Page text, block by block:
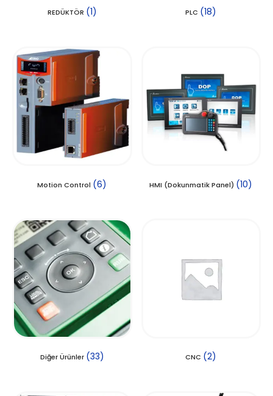
REDÜKTÖR (1) PLC (18)
Motion Control (6) HMI (Dokunmatik Panel) (10)
Diğer Ürünler (33) CNC (2)